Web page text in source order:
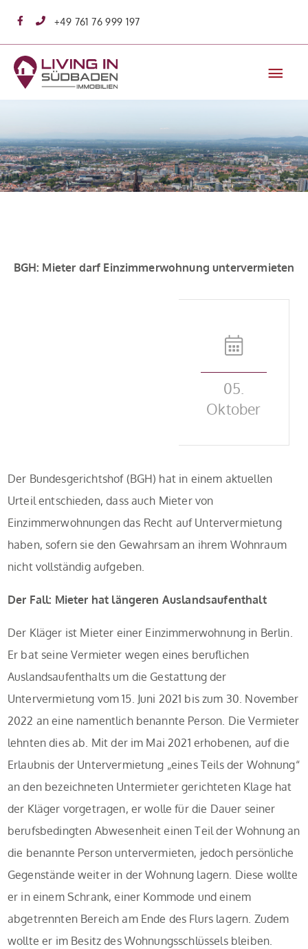
+49 761 76 999 197
BGH: Mieter darf Einzimmerwohnung untervermieten
05.
Oktober
Der Bundesgerichtshof (BGH) hat in einem aktuellen
Urteil entschieden, dass auch Mieter von
Einzimmerwohnungen das Recht auf Untervermietung
haben, sofern sie den Gewahrsam an ihrem Wohnraum
nicht vollständig aufgeben.
Der Fall: Mieter hat längeren Auslandsaufenthalt
Der Kläger ist Mieter einer Einzimmerwohnung in Berlin.
Er bat seine Vermieter wegen eines beruflichen
Auslandsaufenthalts um die Gestattung der
Untervermietung vom 15. Juni 2021 bis zum 30. November
2022 an eine namentlich benannte Person. Die Vermieter
lehnten dies ab. Mit der im Mai 2021 erhobenen, auf die
Erlaubnis der Untervermietung „eines Teils der Wohnung“
an den bezeichneten Untermieter gerichteten Klage hat
der Kläger vorgetragen, er wolle für die Dauer seiner
berufsbedingten Abwesenheit einen Teil der Wohnung an
die benannte Person untervermieten, jedoch persönliche
Gegenstände weiter in der Wohnung lagern. Diese wollte
er in einem Schrank, einer Kommode und einem
abgetrennten Bereich am Ende des Flurs lagern. Zudem
wollte er im Besitz des Wohnungsschlüssels bleiben.